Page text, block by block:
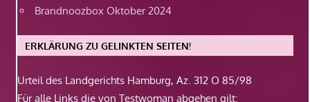
Brandnoozbox Oktober 2024
ERKLÄRUNG ZU GELINKTEN SEITEN!
Urteil des Landgerichts Hamburg, Az. 312 O 85/98
Für alle Links die von Testwoman abgehen gilt: